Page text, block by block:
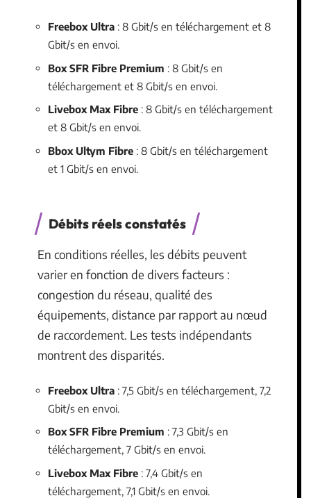
Freebox Ultra : 8 Gbit/s en téléchargement et 8
Gbit/s en envoi.
Box SFR Fibre Premium : 8 Gbit/s en
téléchargement et 8 Gbit/s en envoi.
Livebox Max Fibre : 8 Gbit/s en téléchargement
et 8 Gbit/s en envoi.
Bbox Ultym Fibre : 8 Gbit/s en téléchargement
et 1 Gbit/s en envoi.
Débits réels constatés
En conditions réelles, les débits peuvent
varier en fonction de divers facteurs :
congestion du réseau, qualité des
équipements, distance par rapport au nœud
de raccordement. Les tests indépendants
montrent des disparités.
Freebox Ultra : 7,5 Gbit/s en téléchargement, 7,2
Gbit/s en envoi.
Box SFR Fibre Premium : 7,3 Gbit/s en
téléchargement, 7 Gbit/s en envoi.
Livebox Max Fibre : 7,4 Gbit/s en
téléchargement, 7,1 Gbit/s en envoi.